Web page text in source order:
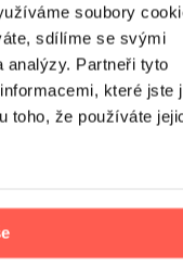
soubory
sdílíme se svými
analýzy. Partneři tyto
které jste
toho, že používáte
449 Kč
Best